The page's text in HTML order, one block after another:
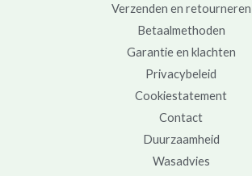
Verzenden en retourneren
Betaalmethoden
Garantie en klachten
Privacybeleid
Cookiestatement
Contact
Duurzaamheid
Wasadvies